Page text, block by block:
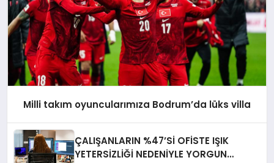
Milli takım oyuncularımıza Bodrum’da lüks villa
ÇALIŞANLARIN %47’Sİ OFİSTE IŞIK
YETERSİZLİĞİ NEDENİYLE YORGUN